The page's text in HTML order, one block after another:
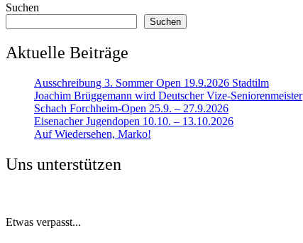
Suchen
Suchen
Aktuelle Beiträge
Ausschreibung 3. Sommer Open 19.9.2026 Stadtilm
Joachim Brüggemann wird Deutscher Vize-Seniorenmeister
Schach Forchheim-Open 25.9. – 27.9.2026
Eisenacher Jugendopen 10.10. – 13.10.2026
Auf Wiedersehen, Marko!
Uns unterstützen
Etwas verpasst...